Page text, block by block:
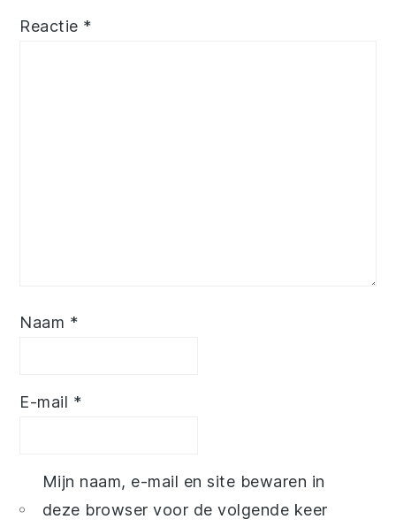
Reactie *
Naam *
E-mail *
Mijn naam, e-mail en site bewaren in
deze browser voor de volgende keer